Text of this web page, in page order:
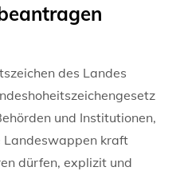
des Landes
und Institutionen,
Landeswappen kraft
dürfen, explizit und